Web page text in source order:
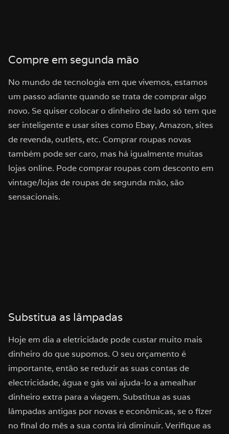
Compre em segunda mão
No mundo de tecnologia em que vivemos, estamos
um passo adiante quando se trata de comprar algo
novo. Se quiser colocar o dinheiro de lado só tem que
ser inteligente e usar sites como Ebay, Amazon, sites
de revenda, outlets, etc. Comprar roupas novas
também pode ser caro, mas há igualmente muitas
lojas online. Pode comprar roupas com desconto em
vintage/lojas de roupas de segunda mão, são
sensacionais.
Substitua as lâmpadas
Hoje em dia a eletricidade pode custar muito mais
dinheiro do que supomos. O seu orçamento é
importante, então se reduzir as suas contas de
electricidade, água e gás vai ajuda-lo a amealhar
dinheiro extra para a viagem. Substitua as suas
lâmpadas antigas por novas e econômicas, se o fizer
no final do mês a sua conta irá diminuir. Verifique as